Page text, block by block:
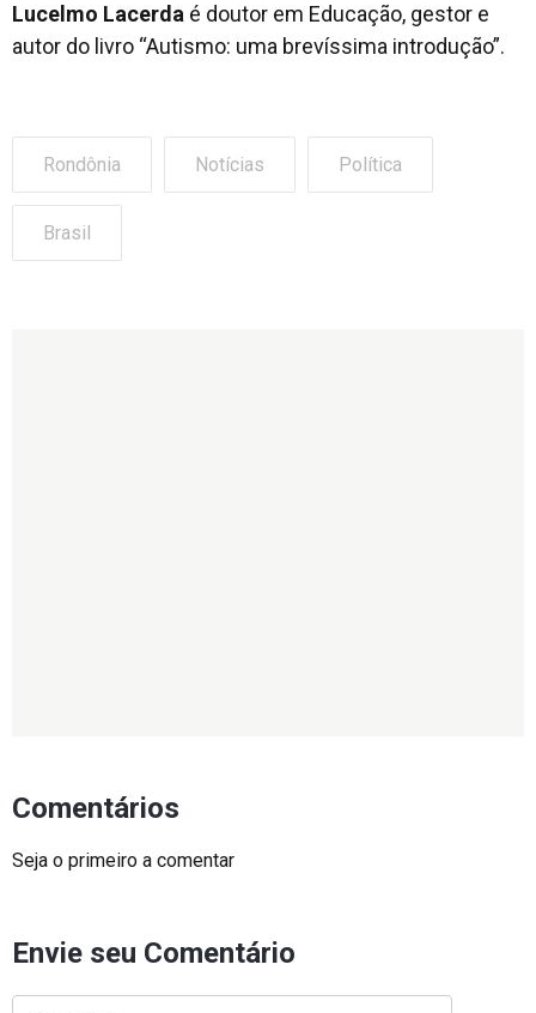
Lucelmo Lacerda é doutor em Educação, gestor e
autor do livro “Autismo: uma brevíssima introdução”.
Rondônia Notícias Política
Brasil
Comentários
Seja o primeiro a comentar
Envie seu Comentário